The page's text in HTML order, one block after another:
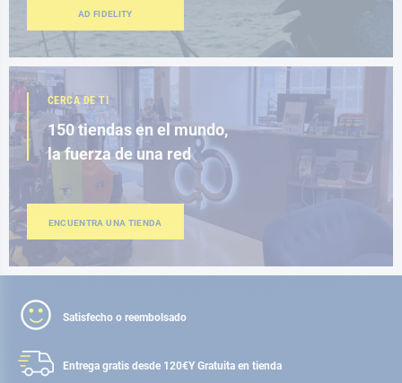
AD FIDELITY
CERCA DE TI
150 tiendas en el mundo,
la fuerza de una red
ENCUENTRA UNA TIENDA
Satisfecho o reembolsado
Entrega gratis desde 120€Y Gratuita en tienda